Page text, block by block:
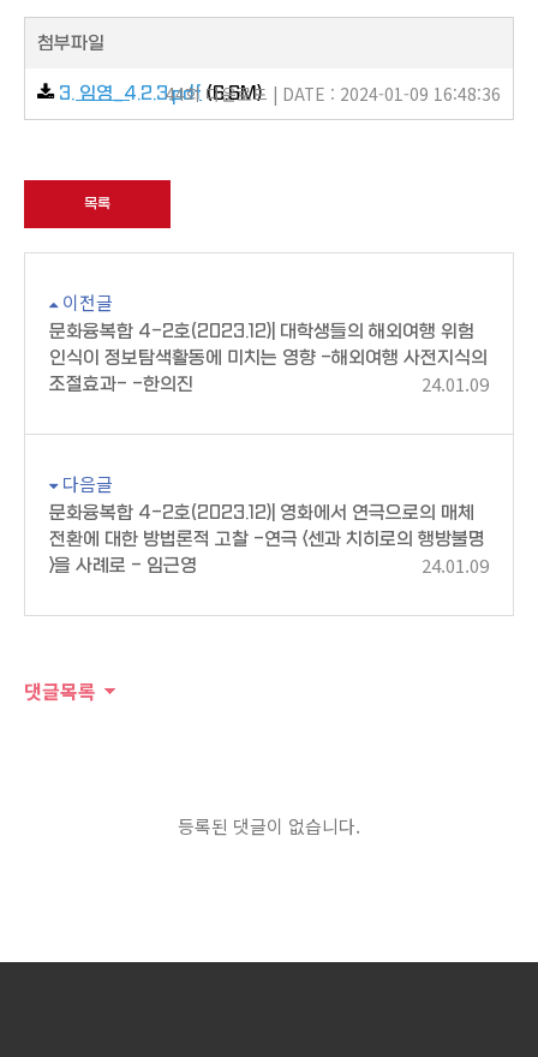
첨부파일
3. 임영_4.2.3.pdf (6.6M)
44회 다운로드 | DATE : 2024-01-09 16:48:36
목록
이전글
문화융복합 4-2호(2023.12)| 대학생들의 해외여행 위험
인식이 정보탐색활동에 미치는 영향 -해외여행 사전지식의
조절효과- -한의진
24.01.09
다음글
문화융복합 4-2호(2023.12)| 영화에서 연극으로의 매체
전환에 대한 방법론적 고찰 -연극 <센과 치히로의 행방불명
>을 사례로 - 임근영
24.01.09
댓글목록
등록된 댓글이 없습니다.